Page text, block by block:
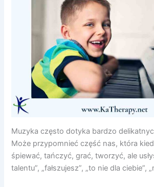
Muzyka często dotyka bardzo
Może przypomnieć część nas, która
śpiewać, tańczyć, grać, tworzyć, ale
talentu”, „fałszujesz”, „to nie dla ciebie”,